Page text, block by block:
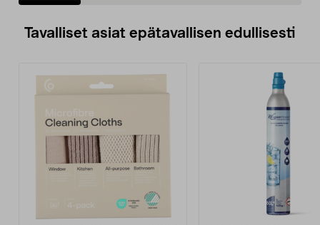
Tavalliset asiat epätavallisen edullisesti